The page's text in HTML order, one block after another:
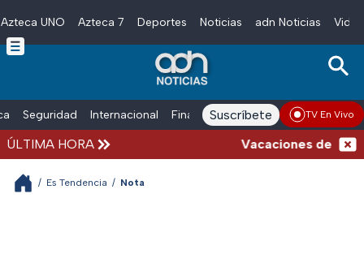
Skip to main content
Azteca UNO Azteca 7 Deportes Noticias adn Noticias
Seguridad Internacional Finanzas adn Noticias Radio
Suscríbete TV En Vivo
ÚLTIMA HORA Vacaciones de
/ Es Tendencia / Nota